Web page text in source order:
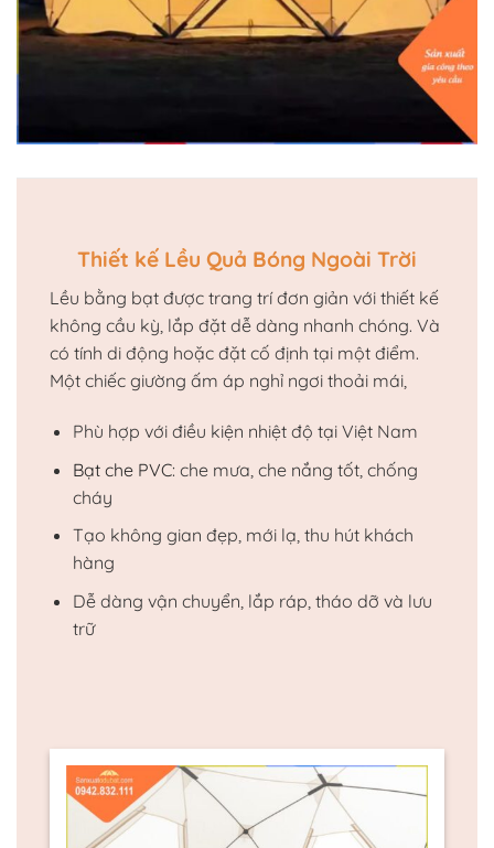
Thiết kế Lều Quả Bóng Ngoài Trời
Lều bằng bạt được trang trí đơn giản với thiết kế
không cầu kỳ, lắp đặt dễ dàng nhanh chóng. Và
có tính di động hoặc đặt cố định tại một điểm.
Một chiếc giường ấm áp nghỉ ngơi thoải mái,
Phù hợp với điều kiện nhiệt độ tại Việt Nam
Bạt che PVC: che mưa, che nắng tốt, chống
cháy
Tạo không gian đẹp, mới lạ, thu hút khách
hàng
Dễ dàng vận chuyển, lắp ráp, tháo dỡ và lưu
trữ